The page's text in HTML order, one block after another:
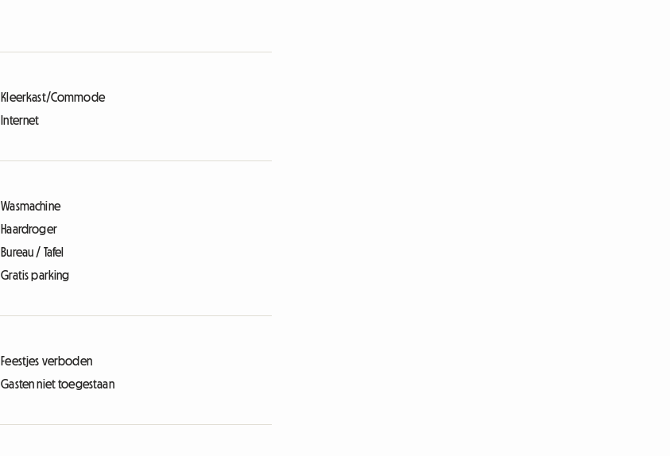
Kleerkast/Commode
Internet
Wasmachine
Haardroger
Bureau / Tafel
Gratis parking
Feestjes verboden
Gasten niet toegestaan